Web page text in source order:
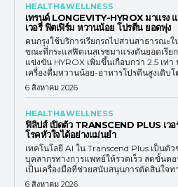
HEALTH&WELLNESS
เทรนด์ LONGEVITY-HYROX มาแรง
เวอรี่ ฟิตเฟิร์ม หวานน้อย โปรตีน ยอดพุ่ง
คนกรุงใช้บริการเรียกรถไปสวนสาธารณะ
ขณะที่กระแสฟิตเนสเรซมาแรงดันยอดเรีย
แข่งขัน HYROX เพิ่มขึ้นเกือบกว่า 2.5 เท่า
เครื่องดื่มหวานน้อย-อาหารโปรตีนสูงเติบโ
6 สิงหาคม 2026
HEALTH&WELLNESS
ฟิลิปส์ เปิดตัว TRANSCEND PLUS เว
โรคหัวใจได้อย่างแม่นยำ
เทคโนโลยี AI ใน Transcend Plus เป็นตั
บุคลากรทางการแพทย์ให้รวดเร็ว ลดขั้นต
เป็นเครื่องมือที่ช่วยสนับสนุนการตัดสินใจท
6 สิงหาคม 2026